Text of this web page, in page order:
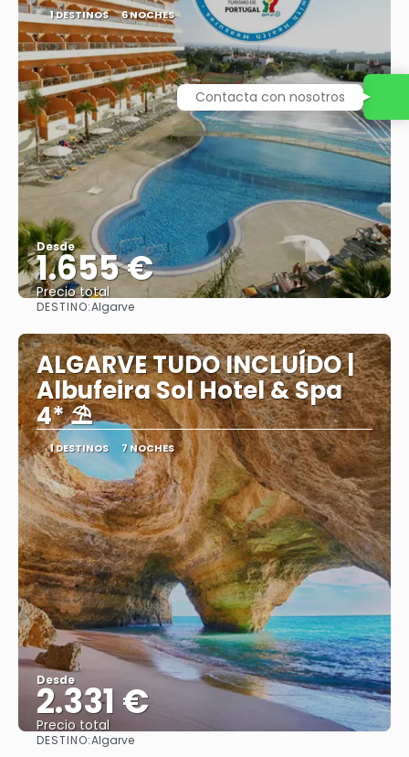
1 DESTINOS 6 NOCHES
Desde
1.655 €
Precio total
DESTINO:Algarve
ALGARVE TUDO INCLUÍDO |
Albufeira Sol Hotel & Spa
4* ⛱️
1 DESTINOS 7 NOCHES
Desde
2.331 €
Precio total
DESTINO:Algarve
Contacta con nosotros